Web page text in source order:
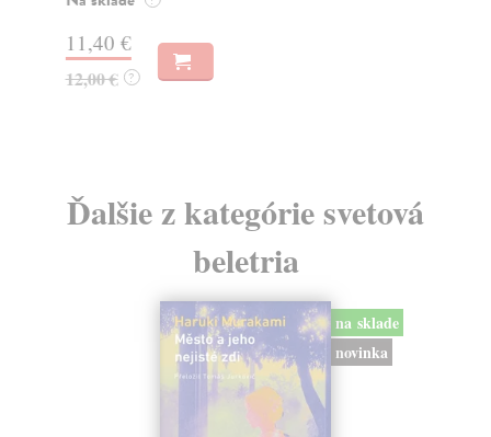
11,40 €
12,00 € ?
Ďalšie z kategórie svetová
beletria
na sklade
novinka